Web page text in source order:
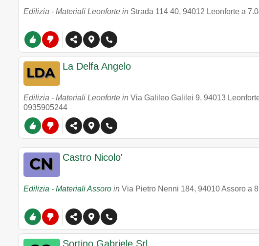
Edilizia - Materiali Leonforte in Strada 114 40, 94012 Leonforte a
La Delfa Angelo
Edilizia - Materiali Leonforte in Via Galileo Galilei 9, 94013
0935905244
Castro Nicolo'
Edilizia - Materiali Assoro in Via Pietro Nenni 184, 94010Assoro a
Sortino Gabriele Srl